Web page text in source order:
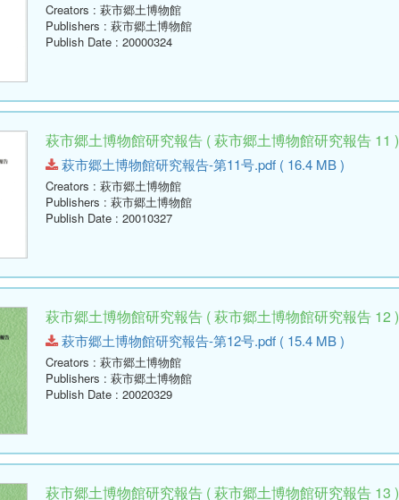
Creators : 萩市郷土博物館
Publishers : 萩市郷土博物館
Publish Date : 20000324
萩市郷土博物館研究報告 ( 萩市郷土博物館研究報告 11 )
萩市郷土博物館研究報告-第11号.pdf ( 16.4 MB )
Creators : 萩市郷土博物館
Publishers : 萩市郷土博物館
Publish Date : 20010327
萩市郷土博物館研究報告 ( 萩市郷土博物館研究報告 12 )
萩市郷土博物館研究報告-第12号.pdf ( 15.4 MB )
Creators : 萩市郷土博物館
Publishers : 萩市郷土博物館
Publish Date : 20020329
萩市郷土博物館研究報告 ( 萩市郷土博物館研究報告 13 )